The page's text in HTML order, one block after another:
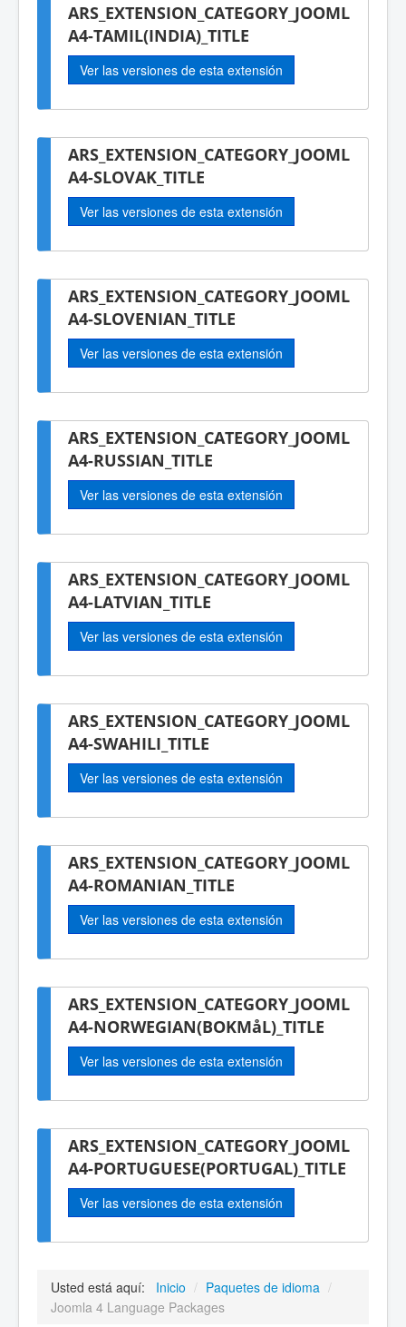
ARS_EXTENSION_CATEGORY_JOOML
A4-TAMIL(INDIA)_TITLE
Ver las versiones de esta extensión
ARS_EXTENSION_CATEGORY_JOOML
A4-SLOVAK_TITLE
Ver las versiones de esta extensión
ARS_EXTENSION_CATEGORY_JOOML
A4-SLOVENIAN_TITLE
Ver las versiones de esta extensión
ARS_EXTENSION_CATEGORY_JOOML
A4-RUSSIAN_TITLE
Ver las versiones de esta extensión
ARS_EXTENSION_CATEGORY_JOOML
A4-LATVIAN_TITLE
Ver las versiones de esta extensión
ARS_EXTENSION_CATEGORY_JOOML
A4-SWAHILI_TITLE
Ver las versiones de esta extensión
ARS_EXTENSION_CATEGORY_JOOML
A4-ROMANIAN_TITLE
Ver las versiones de esta extensión
ARS_EXTENSION_CATEGORY_JOOML
A4-NORWEGIAN(BOKMåL)_TITLE
Ver las versiones de esta extensión
ARS_EXTENSION_CATEGORY_JOOML
A4-PORTUGUESE(PORTUGAL)_TITLE
Ver las versiones de esta extensión
Usted está aquí: Inicio / Paquetes de idioma /
Joomla 4 Language Packages